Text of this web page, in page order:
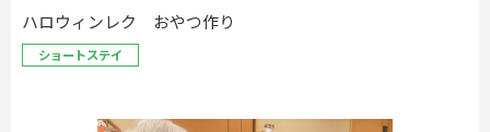
ハロウィンレク おやつ作り
ショートステイ